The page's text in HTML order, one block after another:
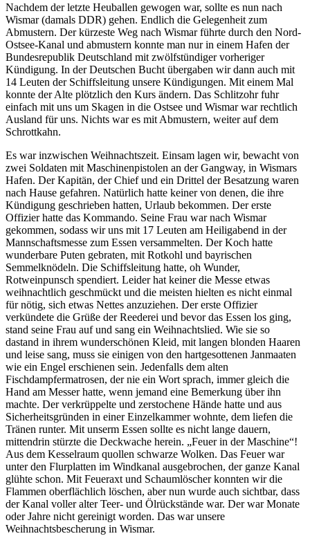
Nachdem der letzte Heuballen gewogen war, sollte es nun nach
Wismar (damals DDR) gehen. Endlich die Gelegenheit zum
Abmustern. Der kürzeste Weg nach Wismar führte durch den Nord-
Ostsee-Kanal und abmustern konnte man nur in einem Hafen der
Bundesrepublik Deutschland mit zwölfstündiger vorheriger
Kündigung. In der Deutschen Bucht übergaben wir dann auch mit
14 Leuten der Schiffsleitung unsere Kündigungen. Mit einem Mal
konnte der Alte plötzlich den Kurs ändern. Das Schlitzohr fuhr
einfach mit uns um Skagen in die Ostsee und Wismar war rechtlich
Ausland für uns. Nichts war es mit Abmustern, weiter auf dem
Schrottkahn.
Es war inzwischen Weihnachtszeit. Einsam lagen wir, bewacht von
zwei Soldaten mit Maschinenpistolen an der Gangway, in Wismars
Hafen. Der Kapitän, der Chief und ein Drittel der Besatzung waren
nach Hause gefahren. Natürlich hatte keiner von denen, die ihre
Kündigung geschrieben hatten, Urlaub bekommen. Der erste
Offizier hatte das Kommando. Seine Frau war nach Wismar
gekommen, sodass wir uns mit 17 Leuten am Heiligabend in der
Mannschaftsmesse zum Essen versammelten. Der Koch hatte
wunderbare Puten gebraten, mit Rotkohl und bayrischen
Semmelknödeln. Die Schiffsleitung hatte, oh Wunder,
Rotweinpunsch spendiert. Leider hat keiner die Messe etwas
weihnachtlich geschmückt und die meisten hielten es nicht einmal
für nötig, sich etwas Nettes anzuziehen. Der erste Offizier
verkündete die Grüße der Reederei und bevor das Essen los ging,
stand seine Frau auf und sang ein Weihnachtslied. Wie sie so
dastand in ihrem wunderschönen Kleid, mit langen blonden Haaren
und leise sang, muss sie einigen von den hartgesottenen Janmaaten
wie ein Engel erschienen sein. Jedenfalls dem alten
Fischdampfermatrosen, der nie ein Wort sprach, immer gleich die
Hand am Messer hatte, wenn jemand eine Bemerkung über ihn
machte. Der verkrüppelte und zerstochene Hände hatte und aus
Sicherheitsgründen in einer Einzelkammer wohnte, dem liefen die
Tränen runter. Mit unserm Essen sollte es nicht lange dauern,
mittendrin stürzte die Deckwache herein.
Feuer in der Maschine !
Aus dem Kesselraum quollen schwarze Wolken. Das Feuer war
unter den Flurplatten im Windkanal ausgebrochen, der ganze Kanal
glühte schon. Mit Feueraxt und Schaumlöscher konnten wir die
Flammen oberflächlich löschen, aber nun wurde auch sichtbar, dass
der Kanal voller alter Teer- und Ölrückstände war. Der war Monate
oder Jahre nicht gereinigt worden. Das war unsere
Weihnachtsbescherung in Wismar.